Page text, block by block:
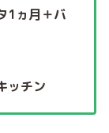
1ヵ月＋バ
ッチン